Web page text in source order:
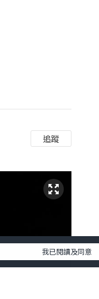
追蹤
我已閱讀及同意